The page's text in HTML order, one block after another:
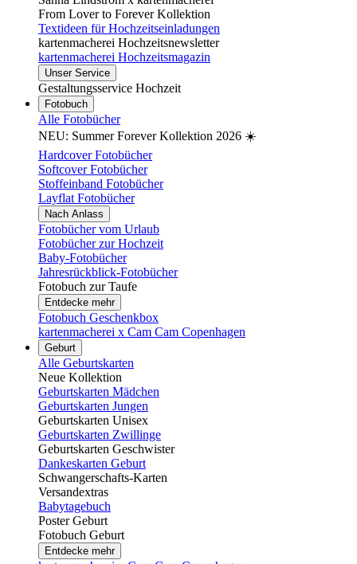
From Lover to Forever Kollektion
Textideen für Hochzeitseinladungen
kartenmacherei Hochzeitsnewsletter
kartenmacherei Hochzeitsmagazin
Unser Service
Gestaltungsservice Hochzeit
Fotobuch
Alle Fotobücher
NEU: Summer Forever Kollektion 2026 ☀️
Hardcover Fotobücher
Softcover Fotobücher
Stoffeinband Fotobücher
Layflat Fotobücher
Nach Anlass
Fotobücher vom Urlaub
Fotobücher zur Hochzeit
Baby-Fotobücher
Jahresrückblick-Fotobücher
Fotobuch zur Taufe
Entdecke mehr
Fotobuch Geschenkbox
kartenmacherei x Cam Cam Copenhagen
Geburt
Alle Geburtskarten
Neue Kollektion
Geburtskarten Mädchen
Geburtskarten Jungen
Geburtskarten Unisex
Geburtskarten Zwillinge
Geburtskarten Geschwister
Dankeskarten Geburt
Schwangerschafts-Karten
Versandextras
Babytagebuch
Poster Geburt
Fotobuch Geburt
Entdecke mehr